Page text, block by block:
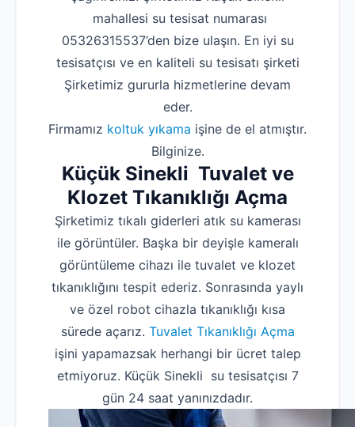
mahallesi su tesisat numarası
05326315537’den bize ulaşın. En iyi su
tesisatçısı ve en kaliteli su tesisatı şirketi
Şirketimiz gururla hizmetlerine devam
eder.
Firmamız koltuk yıkama işine de el atmıştır.
Bilginize.
Küçük Sinekli Tuvalet ve
Klozet Tıkanıklığı Açma
Şirketimiz tıkalı giderleri atık su kamerası
ile görüntüler. Başka bir deyişle kameralı
görüntüleme cihazı ile tuvalet ve klozet
tıkanıklığını tespit ederiz. Sonrasında yaylı
ve özel robot cihazla tıkanıklığı kısa
sürede açarız. Tuvalet Tıkanıklığı Açma
işini yapamazsak herhangi bir ücret talep
etmiyoruz. Küçük Sinekli su tesisatçısı 7
gün 24 saat yanınızdadır.